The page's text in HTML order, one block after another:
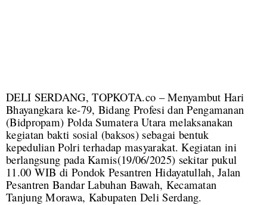
DELI SERDANG, TOPKOTA.co – Menyambut Hari
Bhayangkara ke-79, Bidang Profesi dan Pengamanan
(Bidpropam) Polda Sumatera Utara melaksanakan
kegiatan bakti sosial (baksos) sebagai bentuk
kepedulian Polri terhadap masyarakat. Kegiatan ini
berlangsung pada Kamis(19/06/2025) sekitar pukul
11.00 WIB di Pondok Pesantren Hidayatullah, Jalan
Pesantren Bandar Labuhan Bawah, Kecamatan
Tanjung Morawa, Kabupaten Deli Serdang.